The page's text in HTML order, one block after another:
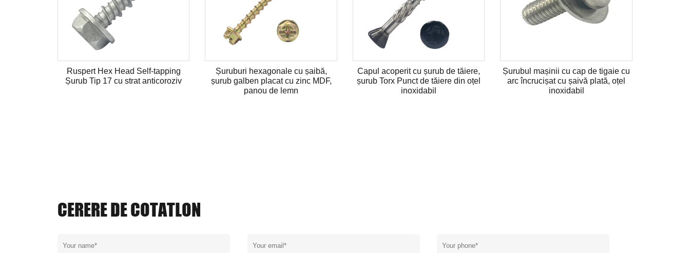
Ruspert Hex Head Self-tapping
Șurub Tip 17 cu strat anticoroziv
Șuruburi hexagonale cu șaibă,
șurub galben placat cu zinc MDF,
panou de lemn
Capul acoperit cu șurub de tăiere,
șurub Torx Punct de tăiere din oțel
inoxidabil
Șurubul mașinii cu cap de tigaie cu
arc încrucișat cu șaivă plată, oțel
inoxidabil
CERERE DE COTATLON